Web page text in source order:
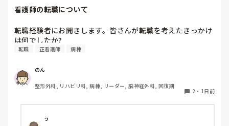
看護師の転職について
転職経験者にお聞きします。皆さんが転職を考えたきっかけ
は何でしたか?
転職 正看護師 病棟
のん
整形外科, リハビリ科, 病棟, リーダー, 脳神経外科, 回復期
2 ・ 1日前
う